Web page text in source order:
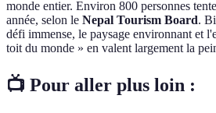
monde entier. Environ 800 personnes
année, selon le Nepal Tourism Board.
défi immense, le paysage environnant et
toit du monde » en valent largement la
📺 Pour aller plus loin :